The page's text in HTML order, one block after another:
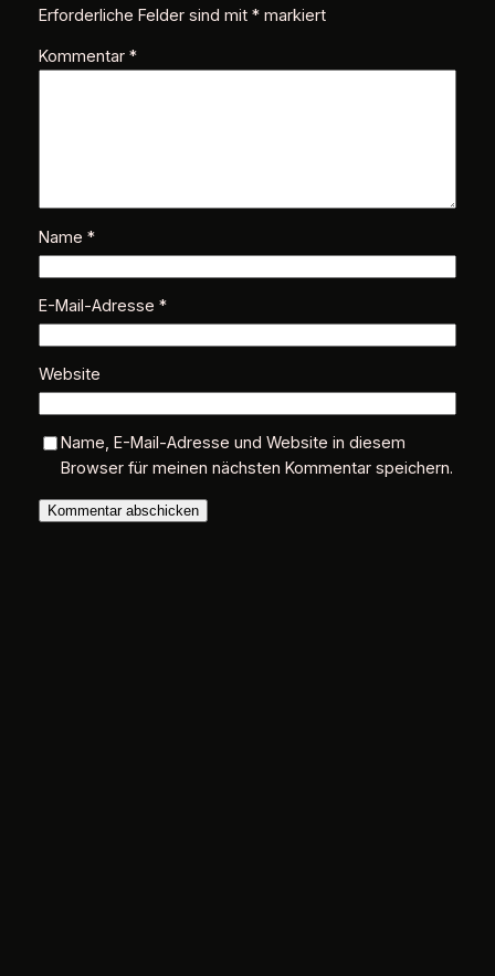
Erforderliche Felder sind mit *markiert
Kommentar *
Name *
E-Mail-Adresse *
Website
Name, E-Mail-Adresse und Website in diesem
Browser für meinen nächsten Kommentar speichern.